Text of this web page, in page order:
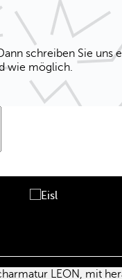
schreiben Sie uns
wie möglich.